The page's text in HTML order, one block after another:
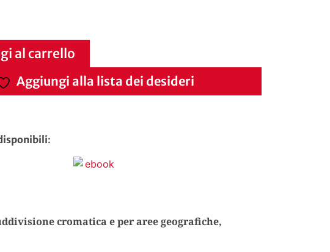
al carrello
Aggiungi alla lista dei desideri
:
cromatica e per aree geografiche,